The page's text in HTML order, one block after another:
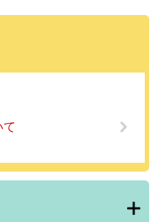
て